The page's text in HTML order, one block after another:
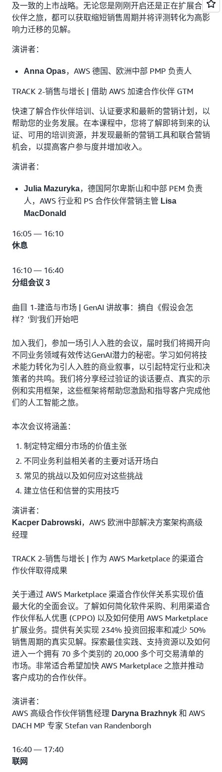
及一致的上市战略。无论您是刚刚开启还是正在扩展合作
伙伴之旅，都可以获取缩短销售周期并将评测转化为高影
响力迁移的见解。
演讲者：
Anna Opas，AWS 德国、欧洲中部 PMP 负责人
TRACK 2-销售与增长 | 借助 AWS 加速合作伙伴 GTM
快速了解合作伙伴培训、认证要求和最新的营销计划，以
帮助您的业务发展。在本课程中，您将了解即将到来的认
证、可用的培训资源，并发现最新的营销工具和联合营销
机会，以提高客户参与度并增加收入。
演讲者：
Julia Mazuryka，德国阿尔卑斯山和中部 PEM 负责
人，AWS 行业和 PS 合作伙伴营销主管 Lisa
MacDonald
16:05 — 16:10
休息
16:10 — 16:40
分组会议 3
曲目 1-建造与市场 | GenAI 讲故事：摘自《假设会怎
样？'到'我们开始吧
加入我们，参加一场引人入胜的会议，届时我们将揭开向
不同业务领域有效传达GenAI潜力的秘密。学习如何将技
术能力转化为引人入胜的商业叙事，以引起特定行业和决
策者的共鸣。我们将分享经过验证的谈话要点、真实的示
例和实用框架，这些框架将帮助您激励和指导客户完成他
们的人工智能之旅。
本次会议将涵盖：
制定特定细分市场的价值主张
不同业务利益相关者的主要对话开场白
常见的挑战以及如何应对这些挑战
建立信任和信誉的实用技巧
演讲者：
Kacper Dabrowski，AWS 欧洲中部解决方案架构高级
经理
TRACK 2-销售与增长 | 作为 AWS Marketplace 的渠道合
作伙伴取得成果
关于通过 AWS Marketplace 渠道合作伙伴关系实现价值
最大化的全面会议。了解如何简化软件采购、利用渠道合
作伙伴私人优惠 (CPPO) 以及如何使用 AWS Marketplace
扩展业务。提供有关实现 234% 投资回报率和减少 50%
销售周期的真实见解。探索最佳实践、支持资源以及如何
进入一个拥有 70 多个类别的 20,000 多个可交易清单的
市场。非常适合希望加快 AWS Marketplace 之旅并推动
客户成功的合作伙伴。
演讲者：
AWS 高级合作伙伴销售经理 Daryna Brazhnyk 和 AWS
DACH MP 专家 Stefan van Randenborgh
16:40 — 17:40
联网